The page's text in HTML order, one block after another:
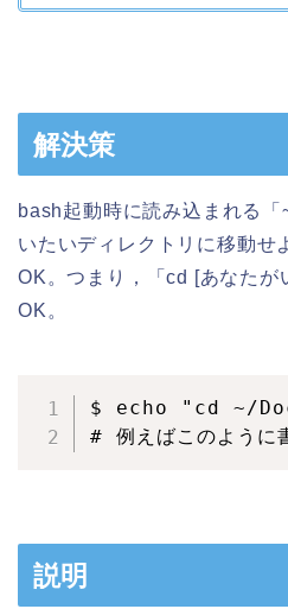
解決策
bash起動時に読み込まれる
いたいディレクトリに移動せ
OK。つまり，「cd [あなたが
OK。
$ echo "cd ~/
# 例えばこのよう
説明